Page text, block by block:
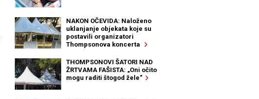
NAKON OČEVIDA: Naloženo
uklanjanje objekata koje su
postavili organizatori
Thompsonova koncerta
THOMPSONOVI ŠATORI NAD
ŽRTVAMA FAŠISTA: „Oni očito
mogu raditi štogod žele“